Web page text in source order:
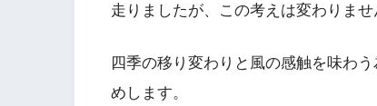
走りましたが、この考えは変わりませ
四季の移り変わりと風の感触を味わ
めします。